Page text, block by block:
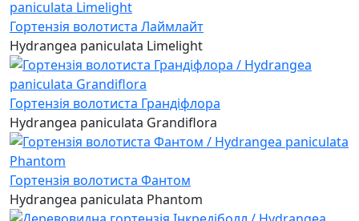
Гортензія волотиста Лаймлайт
Hydrangea paniculata Limelight
Гортензія волотиста Грандіфлора
Hydrangea paniculata Grandiflora
Гортензія волотиста Фантом
Hydrangea paniculata Phantom